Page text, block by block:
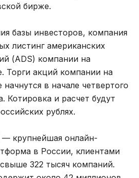
бирже.
базы инвесторов, компания
листинг американских
(ADS) компании на
Торги акций компании на
в начале четвертого
Котировка и расчет будут
рублях.
— крупнейшая онлайн-
в России, клиентами
322 тысяч компаний.